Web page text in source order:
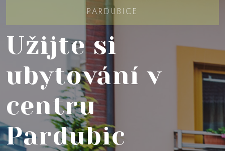
PARDUBICE
Užijte si
ubytování v
centru
Pardubic